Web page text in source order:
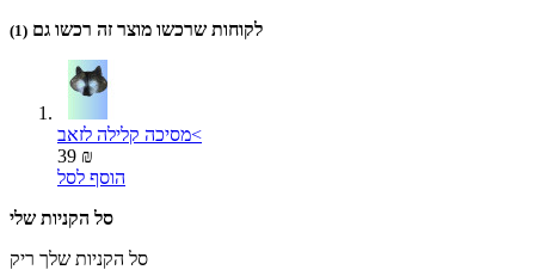
לקוחות שרכשו מוצר זה רכשו גם (1)
מסיכה קלילה לזאב<
39 ₪
הוסף לסל
סל הקניות שלי
סל הקניות שלך ריק